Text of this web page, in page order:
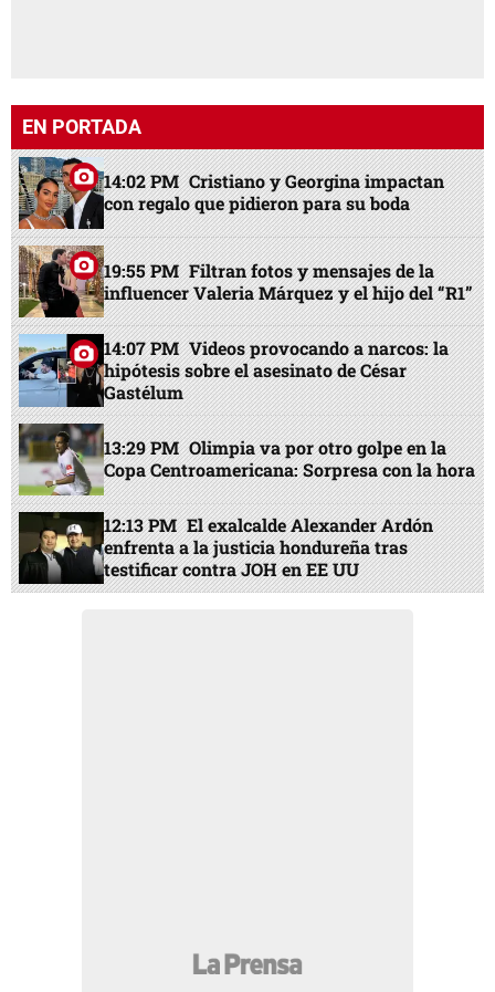
EN PORTADA
14:02 PM Cristiano y Georgina impactan
con regalo que pidieron para su boda
19:55 PM Filtran fotos y mensajes de la
influencer Valeria Márquez y el hijo del “R1”
14:07 PM Videos provocando a narcos: la
hipótesis sobre el asesinato de César
Gastélum
13:29 PM Olimpia va por otro golpe en la
Copa Centroamericana: Sorpresa con la hora
12:13 PM El exalcalde Alexander Ardón
enfrenta a la justicia hondureña tras
testificar contra JOH en EE UU